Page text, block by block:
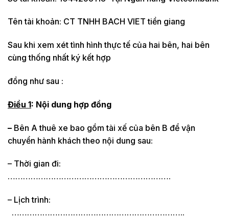
Tên tài khoản: CT TNHH BACH VIET tiền giang
Sau khi xem xét tình hình thực tế của hai bên, hai bên
cùng thống nhất ký kết hợp
đồng như sau :
Điều 1: Nội dung hợp đồng
– Bên A thuê xe bao gồm tài xế của bên B để vận
chuyển hành khách theo nội dung sau:
– Thời gian đi:
……………………………………………………….
– Lịch trình:
…………………………………………………………..